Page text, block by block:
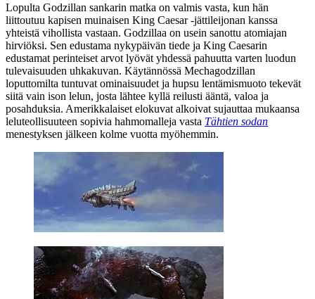
Lopulta Godzillan sankarin matka on valmis vasta, kun hän
liittoutuu kapisen muinaisen King Caesar ‑jättileijonan kanssa
yhteistä vihollista vastaan. Godzillaa on usein sanottu atomiajan
hirviöksi. Sen edustama nykypäivän tiede ja King Caesarin
edustamat perinteiset arvot lyövät yhdessä pahuutta varten luodun
tulevaisuuden uhkakuvan. Käytännössä Mechagodzillan
loputtomilta tuntuvat ominaisuudet ja hupsu lentämismuoto tekevät
siitä vain ison lelun, josta lähtee kyllä reilusti ääntä, valoa ja
posahduksia. Amerikkalaiset elokuvat alkoivat sujauttaa mukaansa
leluteollisuuteen sopivia hahmomalleja vasta Tähtien sodan
menestyksen jälkeen kolme vuotta myöhemmin.